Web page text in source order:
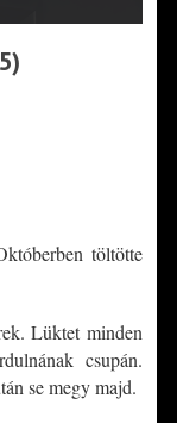
töltötte
Lüktet minden
csupán.
se megy majd.